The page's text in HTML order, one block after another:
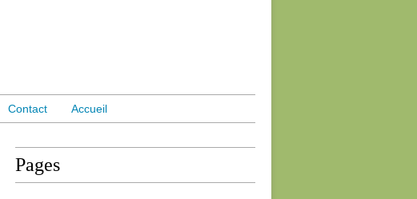
Contact Accueil
Pages